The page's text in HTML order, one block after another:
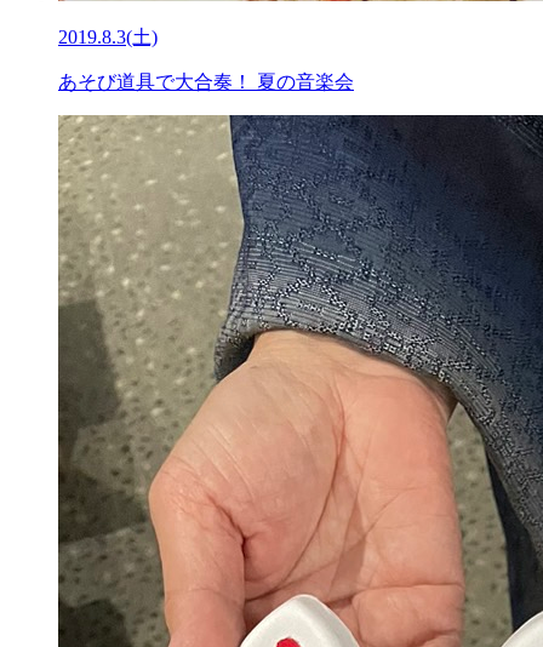
2019.8.3(土)
あそび道具で大合奏！ 夏の音楽会